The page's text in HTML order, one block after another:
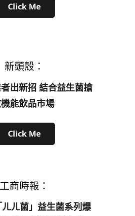
Click Me
新頭殼：
出新招 結合益生菌搶
能飲品市場
Click Me
工商時報：
ㄦ菌」益生菌系列爆